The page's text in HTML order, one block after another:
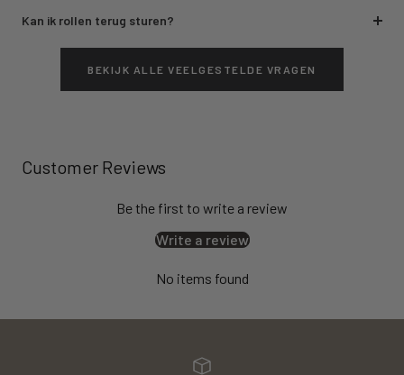
Kan ik rollen terug sturen?
BEKIJK ALLE VEELGESTELDE VRAGEN
Customer Reviews
Be the first to write a review
Write a review
No items found